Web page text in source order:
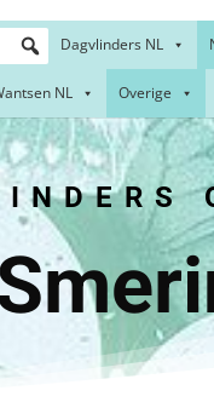
Dagvlinders NL
NL Overige